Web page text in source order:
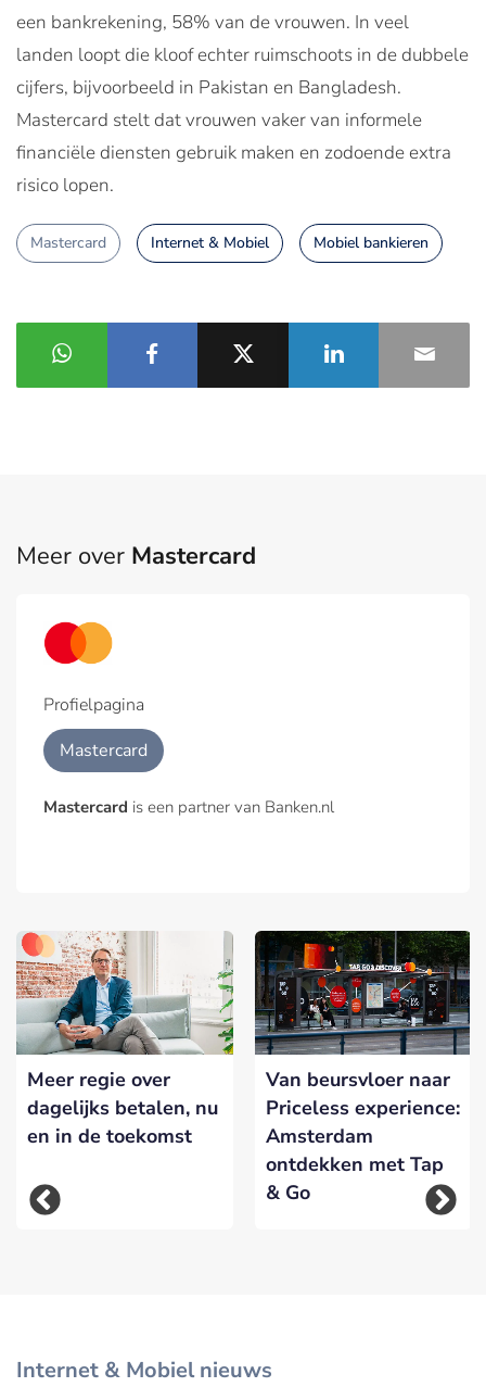
een bankrekening, 58% van de vrouwen. In veel
landen loopt die kloof echter ruimschoots in de dubbele
cijfers, bijvoorbeeld in Pakistan en Bangladesh.
Mastercard stelt dat vrouwen vaker van informele
financiële diensten gebruik maken en zodoende extra
risico lopen.
Mastercard Internet & Mobiel Mobiel bankieren
Meer over Mastercard
Profielpagina
Mastercard
Mastercard is een partner van Banken.nl
Meer regie over
dagelijks betalen, nu
en in de toekomst
Van beursvloer naar
Priceless experience:
Amsterdam
ontdekken met Tap
& Go
Internet & Mobiel nieuws